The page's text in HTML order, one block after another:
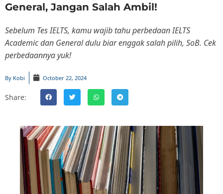
General, Jangan Salah Ambil!
Sebelum Tes IELTS, kamu wajib tahu perbedaan IELTS
Academic dan General dulu biar enggak salah pilih, SoB. Cek
perbedaannya yuk!
By Kobi October 22, 2024
Share: